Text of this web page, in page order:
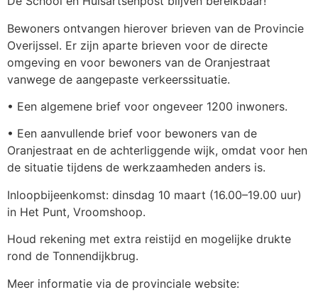
Bewoners ontvangen hierover brieven van de Provincie
Overijssel. Er zijn aparte brieven voor de directe
omgeving en voor bewoners van de Oranjestraat
vanwege de aangepaste verkeerssituatie.
• Een algemene brief voor ongeveer 1200 inwoners.
• Een aanvullende brief voor bewoners van de
Oranjestraat en de achterliggende wijk, omdat voor hen
de situatie tijdens de werkzaamheden anders is.
Inloopbijeenkomst: dinsdag 10 maart (16.00–19.00 uur)
in Het Punt, Vroomshoop.
Houd rekening met extra reistijd en mogelijke drukte
rond de Tonnendijkbrug.
Meer informatie via de provinciale website: